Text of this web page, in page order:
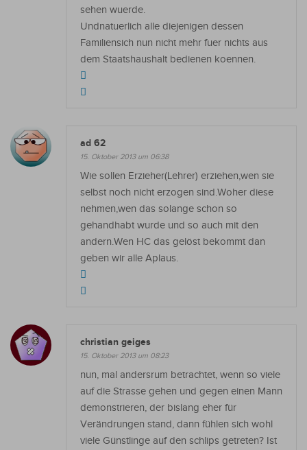
sehen wuerde.
Undnatuerlich alle diejenigen dessen
Familiensich nun nicht mehr fuer nichts aus
dem Staatshaushalt bedienen koennen.
ad 62
15. Oktober 2013 um 06:38
Wie sollen Erzieher(Lehrer) erziehen,wen sie
selbst noch nicht erzogen sind.Woher diese
nehmen,wen das solange schon so
gehandhabt wurde und so auch mit den
andern.Wen HC das gelöst bekommt dan
geben wir alle Aplaus.
christian geiges
15. Oktober 2013 um 08:23
nun, mal andersrum betrachtet, wenn so viele
auf die Strasse gehen und gegen einen Mann
demonstrieren, der bislang eher für
Verändrungen stand, dann fühlen sich wohl
viele Günstlinge auf den schlips getreten? Ist